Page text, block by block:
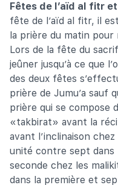
Fêtes de l’aïd al fitr
fête de l’aïd al fitr, il
la prière du matin pour
Lors de la fête du
jeûner jusqu’à ce que
des deux fêtes
prière de Jumu’a sauf
prière qui se compose
«takbirat» avant la
avant l’inclinaison
unité contre sept dans
seconde chez les
dans la première et